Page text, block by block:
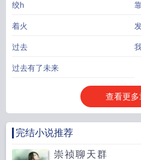
绞h
着火
过去
过去有了未来
查看更多
完结小说推荐
崇祯聊天群